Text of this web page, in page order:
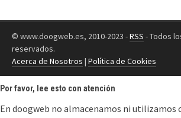
© www.doogweb.es, 2010-2023 -RSS - Todos
reservados.
Acerca de Nosotros | Política de Cookies
Por favor, lee esto con atención
En doogweb no almacenamos ni utilizamos